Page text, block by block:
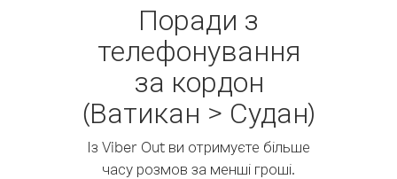
Поради з
телефонування
за кордон
(Ватикан > Судан)
Із Viber Out ви отримуєте більше
часу розмов за менші гроші.